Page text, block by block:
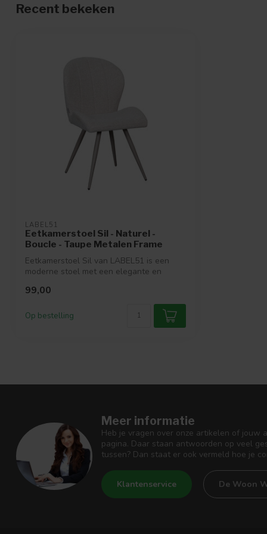
Recent bekeken
LABEL51
Eetkamerstoel Sil - Naturel -
Boucle - Taupe Metalen Frame
Eetkamerstoel Sil van LABEL51 is een
moderne stoel met een elegante en
99,00
Op bestelling
Meer informatie
Heb je vragen over onze artikelen of jouw
pagina. Daar staan antwoorden op veel
tussen? Dan staat er ook vermeld hoe je
Klantenservice De Woon